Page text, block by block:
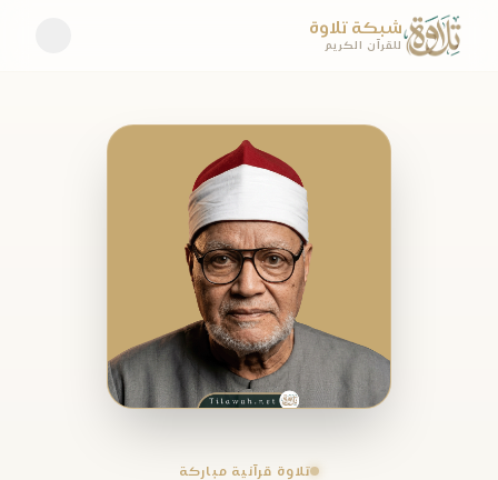
شبكة تلاوة
للقرآن الكريم
تلاوة قرآنية مباركة